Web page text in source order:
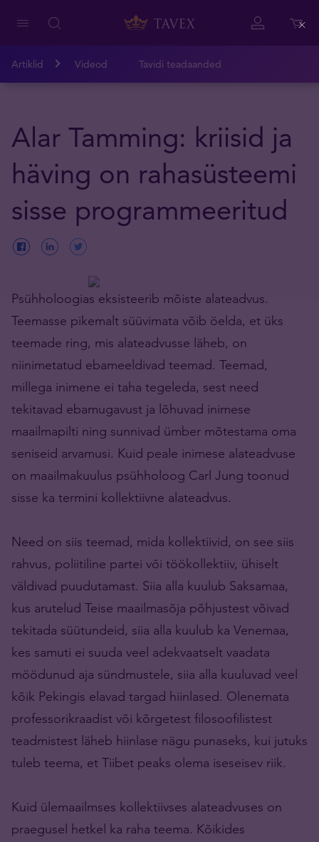
Artiklid Videod Tavidi teadaanded
Alar Tamming: kriisid ja
häving on rahasüsteemi
sisse programmeeritud
Psühholoogias eksisteerib mõiste alateadvus.
Teemasse pikemalt süüvimata võib öelda, et üks
teemade ring, mis alateadvusse läheb, on
niinimetatud ebameeldivad teemad. Teemad,
millega inimene ei taha tegeleda, sest need
tekitavad ebamugavust ja lõhuvad inimese
maailmapilti ning sunnivad ümber mõtestama oma
seniseid arvamusi. Kuid peale inimese alateadvuse
on maailmakuulus psühholoog Carl Jung toonud
sisse ka termini kollektiivne alateadvus.
Need on siis teemad, mida kollektiivid, on see siis
rahvus, poliitiline partei või töökollektiiv, ühiselt
väldivad puudutamast. Siia alla kuulub Saksamaa,
kus arutelud Teise maailmasõja põhjustest võivad
tekitada süütundeid, siia alla kuulub ka Venemaa,
kes samuti ei suuda veel adekvaatselt vaadata
möödunud aja sündmustele, siia alla kuuluvad veel
kõik Pekingis elavad targad hiinlased. Olenemata
professorikraadist või kõrgetest filosoofilistest
teadmistest läheb hiinlase nägu punaseks, kui jutuks
tuleb teema, et Tiibet peaks olema iseseisev riik.
Kuid ülemaailmses kollektiivses alateadvuses on
praegusel hetkel ka raha teema. Kõikides
Close